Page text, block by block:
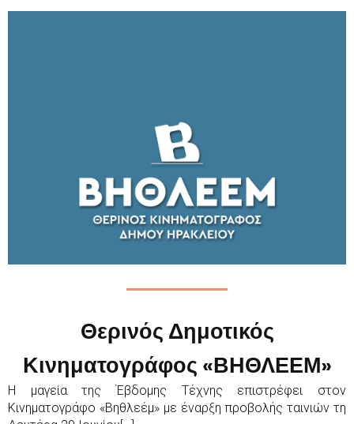
Θερινός Δημοτικός
Κινηματογράφος «ΒΗΘΛΕΕΜ»
Η μαγεία της Έβδομης Τέχνης επιστρέφει στον
Κινηματογράφο «Βηθλεέμ» με έναρξη προβολής ταινιών τη